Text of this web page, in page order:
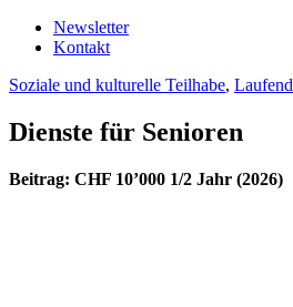
Newsletter
Kontakt
Soziale und kulturelle Teilhabe, Laufend
Dienste für Senioren
Beitrag: CHF 10’000 1/2 Jahr (2026)